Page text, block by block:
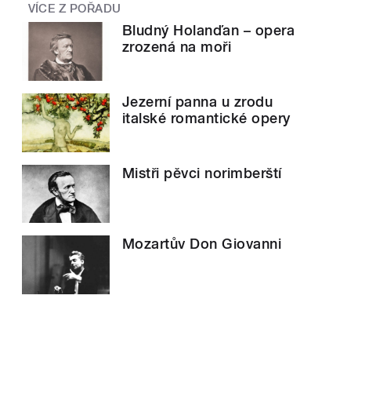
VÍCE Z POŘADU
Bludný Holanďan – opera
zrozená na moři
Jezerní panna u zrodu
italské romantické opery
Mistři pěvci norimberští
Mozartův Don Giovanni